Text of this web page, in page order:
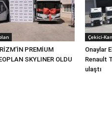
PREMİUM
SKYLINER OLDU
Çekici-
Onaylar
Renault
ulaştı